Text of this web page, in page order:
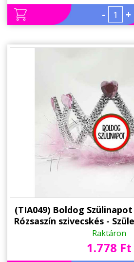
- +
(TIA049) Boldog
Rózsaszín szivecskés -
- Születésnapi
Raktáron
1.778 Ft